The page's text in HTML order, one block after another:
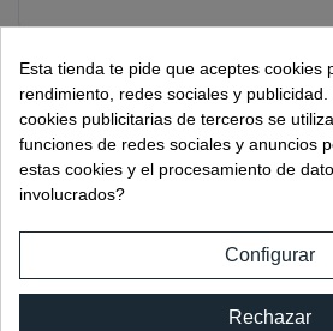
KIT DE 2 JUNTAS 90/
Ref:01960.3DE
KIT DE 2 JUNTAS 90/
Esta tienda te pide que aceptes cookies
rendimiento, redes sociales y
cookies publicitarias de terceros se
funciones de redes sociales y anuncios
estas cookies y el procesamiento de
involucrados?
Configurar
Rechazar